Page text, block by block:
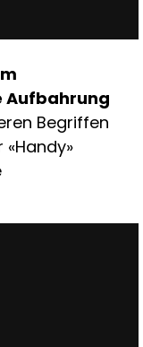
Aufbahrung
Begriffen
«Handy»